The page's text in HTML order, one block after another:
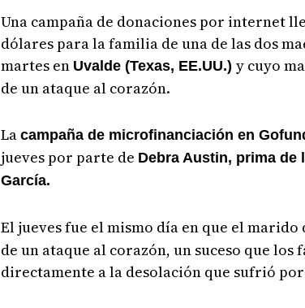
Una campaña de donaciones por internet
dólares para la familia de una de las dos
martes en Uvalde (Texas, EE.UU.) y cuyo
de un ataque al corazón.
La campaña de microfinanciación en
jueves por parte de Debra Austin, prima de
García.
El jueves fue el mismo día en que el marido
de un ataque al corazón, un suceso que
directamente a la desolación que sufrió